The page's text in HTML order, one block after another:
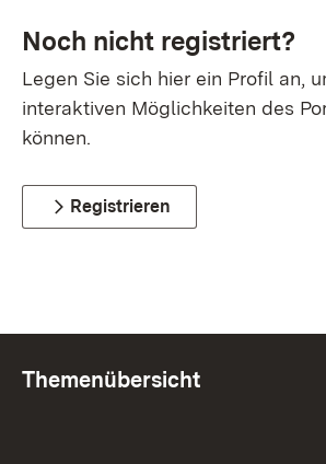
Noch nicht registriert?
Legen Sie sich hier ein Profil an,
interaktiven Möglichkeiten des
können.
Registrieren
Themenübersicht